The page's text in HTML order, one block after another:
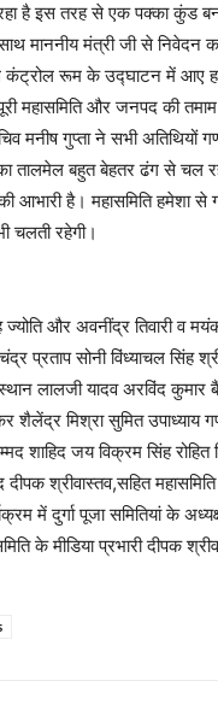
रहा है इस तरह से एक पक्का कुंड
माननीय मंत्री जी से निवेदन
रूम के उद्घाटन में आए
महासमिति और जनपद की
मनीष गुप्ता ने सभी अतिथियों
तालमेल बहुत बेहतर ढंग से चल
आभारी है। महासमिति हमेशा
चलती रहेगी।
और अवनींद्र तिवारी व
प्रताप सोनी विंध्याचल सिंह
लालजी यादव अरविंद कुमार
शैलेंद्र मिश्रा सुमित उपाध्याय
शाहिद जय विक्रम सिंह
श्रीवास्तव,सहित
में दुर्गा पूजा समितियां के
के मीडिया प्रभारी दीपक